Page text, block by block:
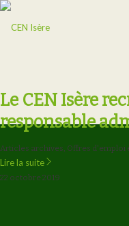
Le CEN Isère
responsable
Articles archives, Offres d'emploi
Lire la suite
22 octobre 2019